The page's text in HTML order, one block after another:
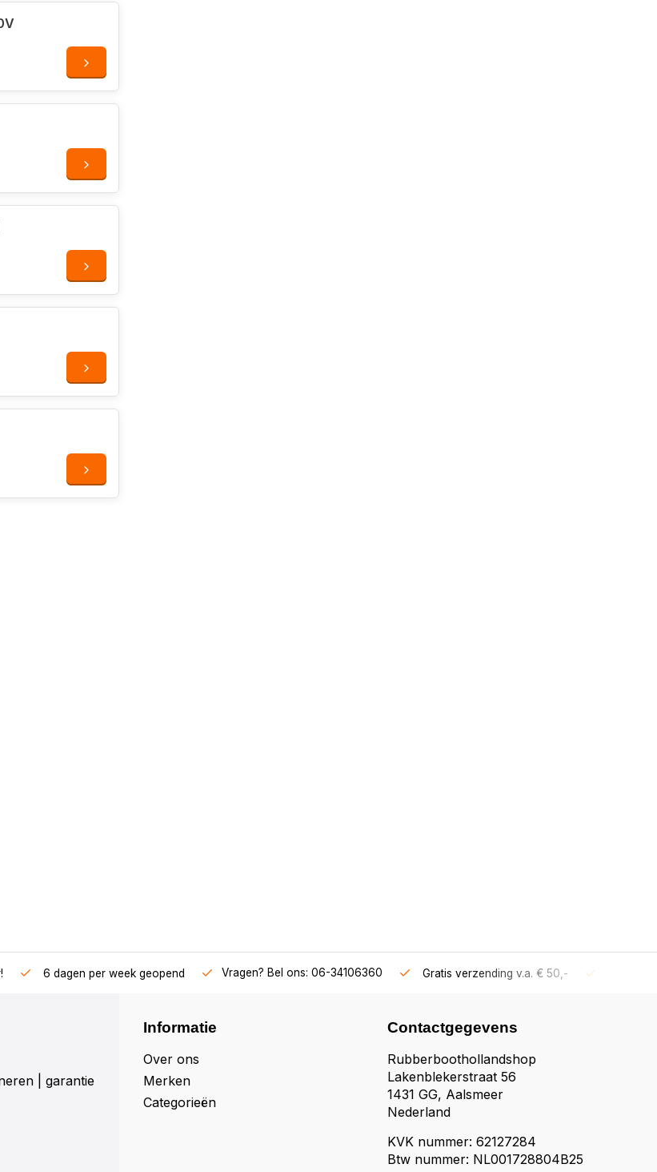
6 dagen per week geopend Vragen? Bel ons: 06-34106360 Gratis verzending v.a. € 50,-
| garantie
Informatie
Over ons
Merken
Categorieën
Contactgegevens
Rubberboothollandshop
Lakenblekerstraat 56
1431 GG, Aalsmeer
Nederland
KVK nummer: 62127284
Btw nummer: NL001728804B25